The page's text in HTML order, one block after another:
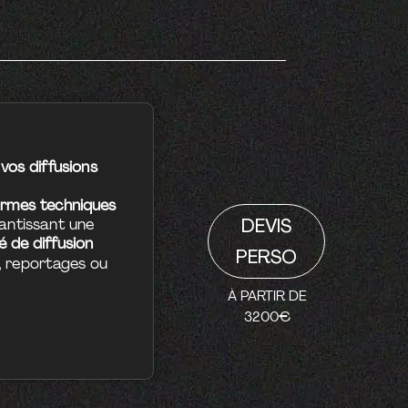
diffusions
techniques
une
de diffusion
ou
DEVIS
PERSO
À PARTIR DE
3200€